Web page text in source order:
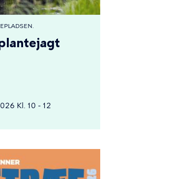
Kl. 10 - 12